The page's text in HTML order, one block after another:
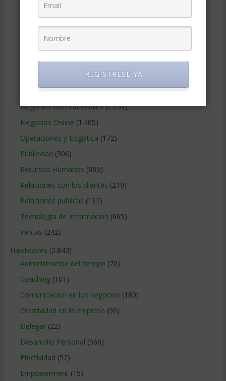
Gobierno Corporativo(11)
(125)
Marketing(988)
(247)
Métodos Gerenciales(280)
Negocios Internacionales(2.257)
Negocios Online (1.405)
Operaciones y Logística (172)
Publicidad (306)
Recursos Humanos (865)
Relaciones con los clientes (219)
Relaciones publicas (132)
Tecnologia de Informacion (665)
Ventas (242)
Habilidades (2.843)
Administracion del tiempo (70)
Coaching(101)
Comunicacion en los negocios (180)
Creatividad en la empresa (96)
Delegar(22)
Desarrollo Personal (566)
Efectividad (52)
Empowerment (15)
REGISTRESE YA